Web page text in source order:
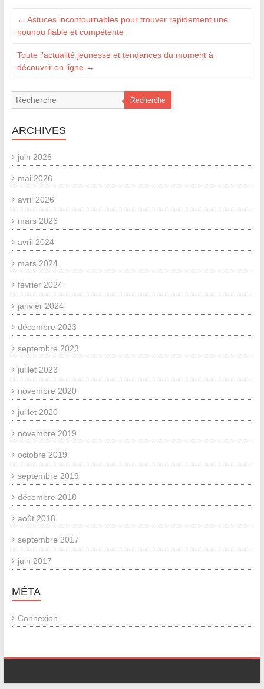
← Astuces incontournables pour trouver rapidement une
nounou fiable et compétente
Toute l’actualité jeunesse et tendances du moment à
découvrir en ligne →
Recherche
ARCHIVES
juin 2026
mai 2026
avril 2026
mars 2026
avril 2024
mars 2024
février 2024
janvier 2024
décembre 2023
septembre 2023
juillet 2023
novembre 2020
juillet 2020
novembre 2019
octobre 2019
septembre 2019
décembre 2018
août 2018
septembre 2017
juin 2017
MÉTA
Connexion